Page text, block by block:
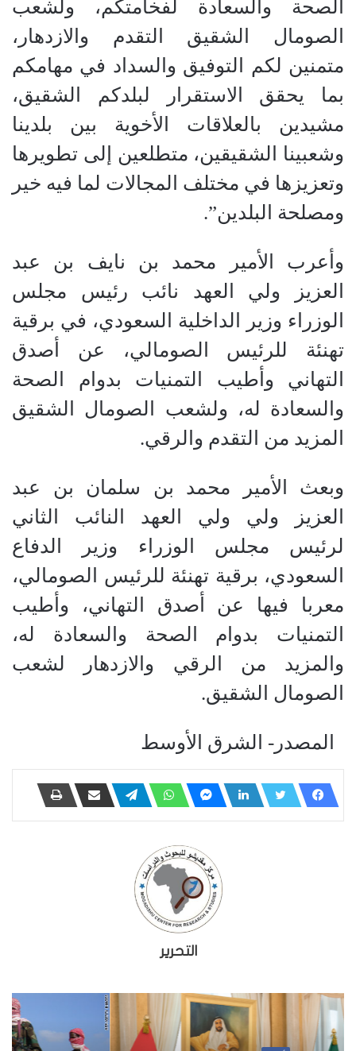
الصحة والسعادة لفخامتكم، ولشعب
الصومال الشقيق التقدم والازدهار،
متمنين لكم التوفيق والسداد في مهامكم
بما يحقق الاستقرار لبلدكم الشقيق،
مشيدين بالعلاقات الأخوية بين بلدينا
وشعبينا الشقيقين، متطلعين إلى تطويرها
وتعزيزها في مختلف المجالات لما فيه خير
ومصلحة البلدين”.
وأعرب الأمير محمد بن نايف بن عبد
العزيز ولي العهد نائب رئيس مجلس
الوزراء وزير الداخلية السعودي، في برقية
تهنئة للرئيس الصومالي، عن أصدق
التهاني وأطيب التمنيات بدوام الصحة
والسعادة له، ولشعب الصومال الشقيق
المزيد من التقدم والرقي.
وبعث الأمير محمد بن سلمان بن عبد
العزيز ولي ولي العهد النائب الثاني
لرئيس مجلس الوزراء وزير الدفاع
السعودي، برقية تهنئة للرئيس الصومالي،
معربا فيها عن أصدق التهاني، وأطيب
التمنيات بدوام الصحة والسعادة له،
والمزيد من الرقي والازدهار لشعب
الصومال الشقيق.
المصدر- الشرق الأوسط
التحرير